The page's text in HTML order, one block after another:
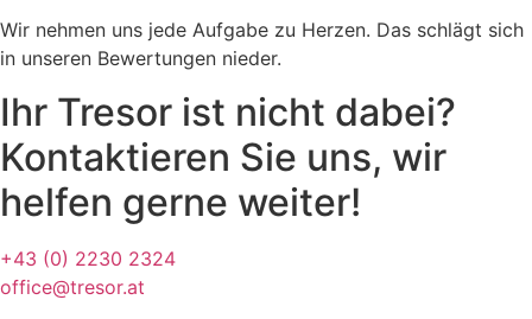
Wir nehmen uns jede Aufgabe zu Herzen. Das schlägt sich
in unseren Bewertungen nieder.
Ihr Tresor ist nicht dabei?
Kontaktieren Sie uns, wir
helfen gerne weiter!
+43 (0) 2230 2324
office@tresor.at